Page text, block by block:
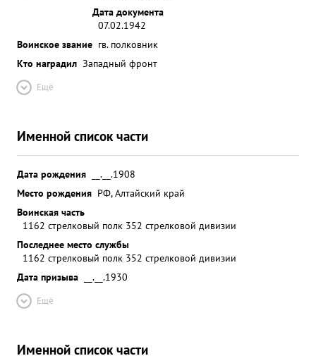
Дата документа
07.02.1942
Воинское звание гв. полковник
Кто наградил Западный фронт
Ещё
Именной список части
Дата рождения
__.__.1908
Место рождения РФ, Алтайский край
Воинская часть
1162 стрелковый полк 352 стрелковой дивизии
Последнее место службы
1162 стрелковый полк 352 стрелковой дивизии
Дата призыва
__.__.1930
Ещё
Именной список части